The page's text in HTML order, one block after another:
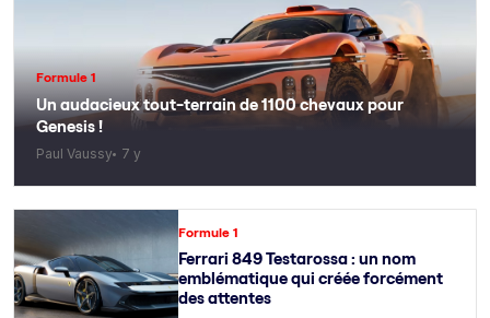
Formule 1
Un audacieux tout-terrain de 1100 chevaux pour
Genesis !
Paul Vaussy 7 y
Formule 1
Ferrari 849 Testarossa : un nom
emblématique qui créée forcément
des attentes